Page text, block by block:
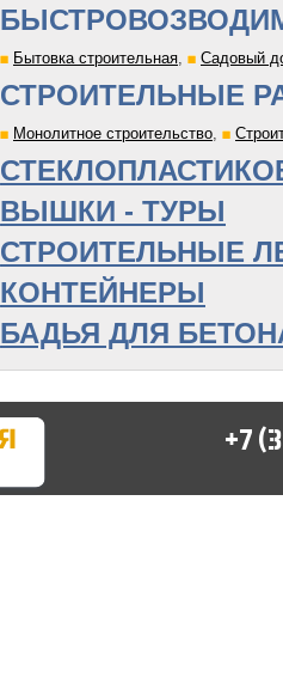
Бытовка строительная, Садовый
СТРОИТЕЛЬНЫЕ
Монолитное строительство,
ВЫШКИ - ТУРЫ
СТРОИТЕЛЬНЫЕ
КОНТЕЙНЕРЫ
БАДЬЯ ДЛЯ
+7